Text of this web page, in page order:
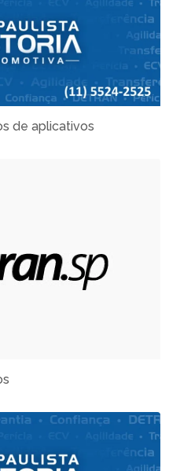
de aplicativos